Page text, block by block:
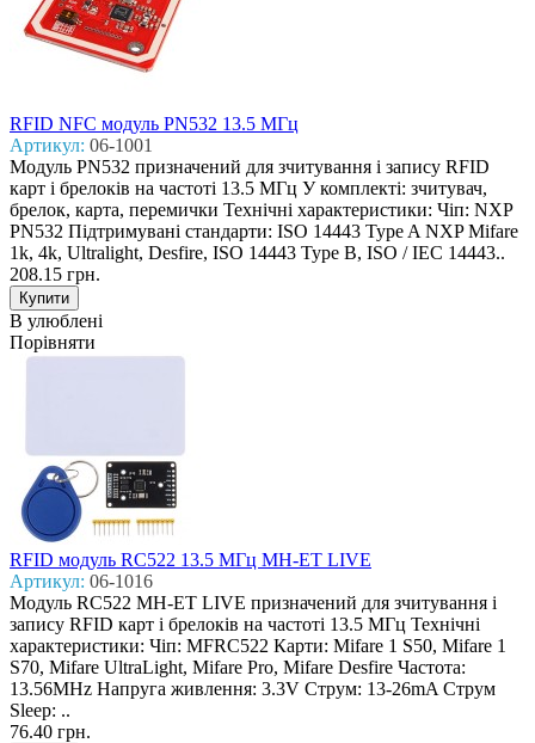
RFID NFC модуль PN532 13.5 MГц
Артикул: 06-1001
Модуль PN532 призначений для зчитування і запису RFID
карт і брелоків на частоті 13.5 МГц У комплекті: зчитувач,
брелок, карта, перемички Технічні характеристики: Чіп: NXP
PN532 Підтримувані стандарти: ISO 14443 Type A NXP Mifare
1k, 4k, Ultralight, Desfire, ISO 14443 Type B, ISO / IEC 14443..
208.15 грн.
В улюблені
Порівняти
RFID модуль RC522 13.5 MГц MH-ET LIVE
Артикул: 06-1016
Модуль RC522 MH-ET LIVE призначений для зчитування і
запису RFID карт і брелоків на частоті 13.5 МГц Технічні
характеристики: Чіп: MFRC522 Карти: Mifare 1 S50, Mifare 1
S70, Mifare UltraLight, Mifare Pro, Mifare Desfire Частота:
13.56MHz Напруга живлення: 3.3V Струм: 13-26mA Струм
Sleep: ..
76.40 грн.